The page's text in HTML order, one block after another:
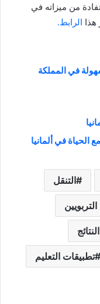
من ميزاته في
هذا الرابط.
في المملكة
في ألمانيا
التنقل
تطبيقات التعليم